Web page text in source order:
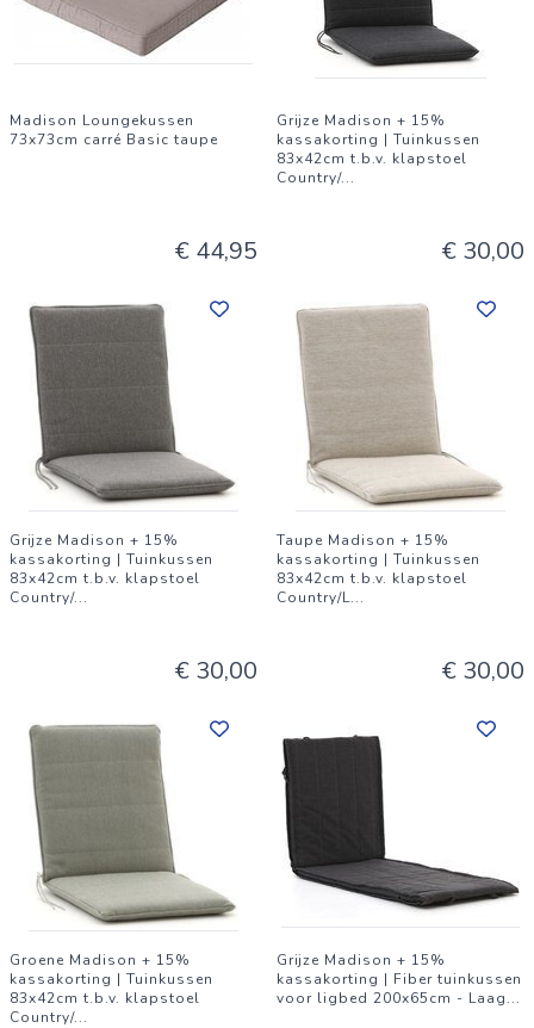
Madison Loungekussen
73x73cm carré Basic taupe
€ 44,95
Grijze Madison + 15%
kassakorting | Tuinkussen
83x42cm t.b.v. klapstoel
Country/...
€ 30,00
Grijze Madison + 15%
kassakorting | Tuinkussen
83x42cm t.b.v. klapstoel
Country/...
€ 30,00
Taupe Madison + 15%
kassakorting | Tuinkussen
83x42cm t.b.v. klapstoel
Country/L...
€ 30,00
Groene Madison + 15%
kassakorting | Tuinkussen
83x42cm t.b.v. klapstoel
Country/...
Grijze Madison + 15%
kassakorting | Fiber tuinkussen
voor ligbed 200x65cm - Laag...